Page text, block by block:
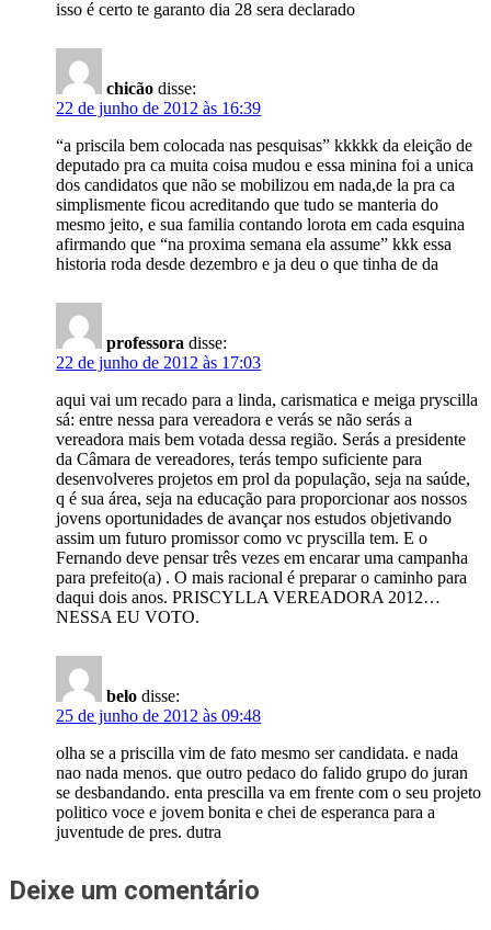
isso é certo te garanto dia 28 sera declarado
chicão disse:
22 de junho de 2012 às 16:39
“a priscila bem colocada nas pesquisas” kkkkk da eleição de
deputado pra ca muita coisa mudou e essa minina foi a unica
dos candidatos que não se mobilizou em nada,de la pra ca
simplismente ficou acreditando que tudo se manteria do
mesmo jeito, e sua familia contando lorota em cada esquina
afirmando que “na proxima semana ela assume” kkk essa
historia roda desde dezembro e ja deu o que tinha de da
professora disse:
22 de junho de 2012 às 17:03
aqui vai um recado para a linda, carismatica e meiga pryscilla
sá: entre nessa para vereadora e verás se não serás a
vereadora mais bem votada dessa região. Serás a presidente
da Câmara de vereadores, terás tempo suficiente para
desenvolveres projetos em prol da população, seja na saúde,
q é sua área, seja na educação para proporcionar aos nossos
jovens oportunidades de avançar nos estudos objetivando
assim um futuro promissor como vc pryscilla tem. E o
Fernando deve pensar três vezes em encarar uma campanha
para prefeito(a) . O mais racional é preparar o caminho para
daqui dois anos. PRISCYLLA VEREADORA 2012…
NESSA EU VOTO.
belo disse:
25 de junho de 2012 às 09:48
olha se a priscilla vim de fato mesmo ser candidata. e nada
nao nada menos. que outro pedaco do falido grupo do juran
se desbandando. enta prescilla va em frente com o seu projeto
politico voce e jovem bonita e chei de esperanca para a
juventude de pres. dutra
Deixe um comentário